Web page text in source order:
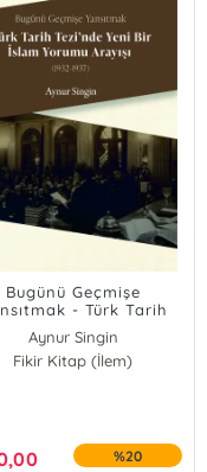
Bugünü Geçmişe
- Türk Tarih
Yeni Bir İslam
Arayışı (1932-
1937)
Aynur Singin
Fikir Kitap (İlem)
%20